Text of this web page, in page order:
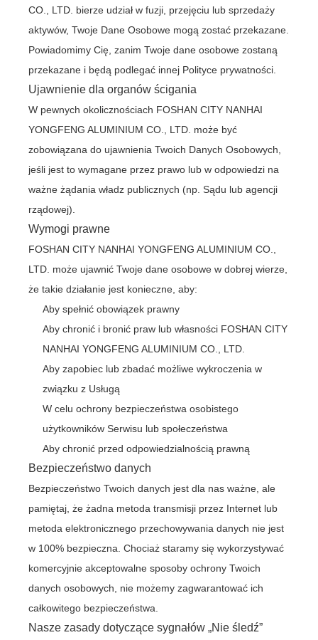
CO., LTD. bierze udział w fuzji, przejęciu lub sprzedaży
aktywów, Twoje Dane Osobowe mogą zostać przekazane.
Powiadomimy Cię, zanim Twoje dane osobowe zostaną
przekazane i będą podlegać innej Polityce prywatności.
Ujawnienie dla organów ścigania
W pewnych okolicznościach FOSHAN CITY NANHAI
YONGFENG ALUMINIUM CO., LTD. może być
zobowiązana do ujawnienia Twoich Danych Osobowych,
jeśli jest to wymagane przez prawo lub w odpowiedzi na
ważne żądania władz publicznych (np. Sądu lub agencji
rządowej).
Wymogi prawne
FOSHAN CITY NANHAI YONGFENG ALUMINIUM CO.,
LTD. może ujawnić Twoje dane osobowe w dobrej wierze,
że takie działanie jest konieczne, aby:
Aby spełnić obowiązek prawny
Aby chronić i bronić praw lub własności FOSHAN CITY
NANHAI YONGFENG ALUMINIUM CO., LTD.
Aby zapobiec lub zbadać możliwe wykroczenia w
związku z Usługą
W celu ochrony bezpieczeństwa osobistego
użytkowników Serwisu lub społeczeństwa
Aby chronić przed odpowiedzialnością prawną
Bezpieczeństwo danych
Bezpieczeństwo Twoich danych jest dla nas ważne, ale
pamiętaj, że żadna metoda transmisji przez Internet lub
metoda elektronicznego przechowywania danych nie jest
w 100% bezpieczna. Chociaż staramy się wykorzystywać
komercyjnie akceptowalne sposoby ochrony Twoich
danych osobowych, nie możemy zagwarantować ich
całkowitego bezpieczeństwa.
Nasze zasady dotyczące sygnałów „Nie śledź”